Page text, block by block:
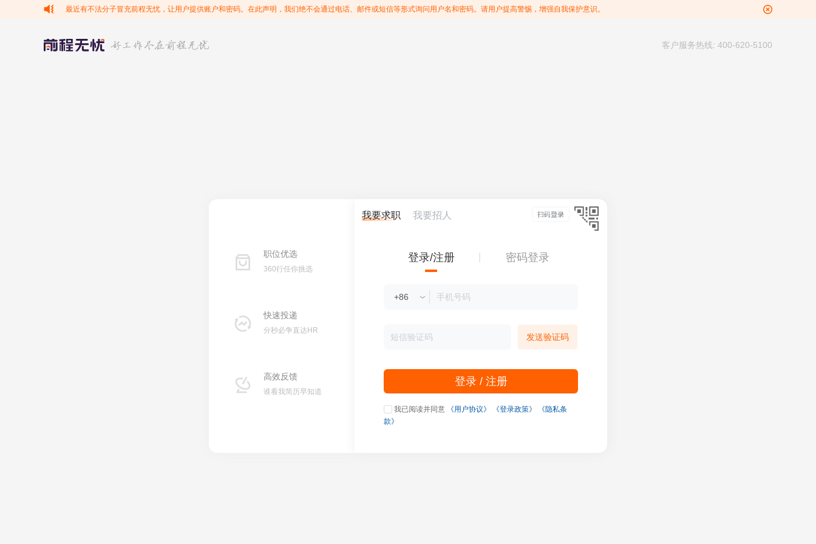
最近有不法分子冒充前程无忧，让用户提供账户和密码。在此声明，我们绝不会通过电话、邮件或短信等形式询问用户名和密码。请用户提高警惕，增强自我保护意识。
客户服务热线: 400-620-5100
职位优选
360行任你挑选
快速投递
分秒必争直达HR
高效反馈
谁看我简历早知道
我要求职 我要招人
登录/注册 密码登录
发送验证码
登录 / 注册
我已阅读并同意 《用户协议》 《登录政策》
《隐私条
款》